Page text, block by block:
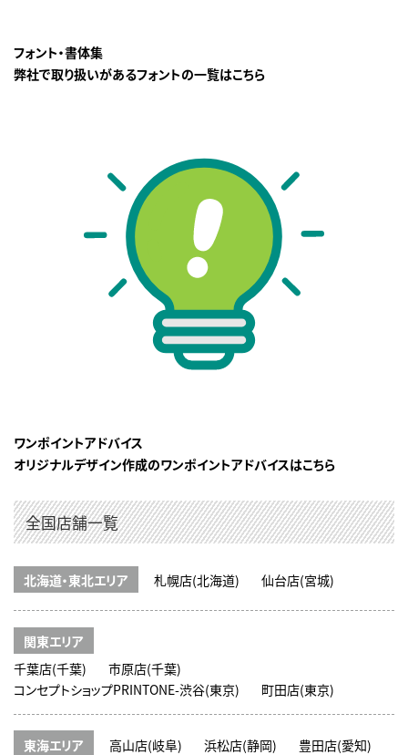
フォント・書体集
弊社で取り扱いがあるフォントの一覧はこちら
ワンポイントアドバイス
オリジナルデザイン作成のワンポイントアドバイスはこちら
全国店舗一覧
北海道・東北エリア 札幌店(北海道) 仙台店(宮城)
関東エリア
千葉店(千葉)
市原店(千葉)
コンセプトショップPRINTONE-渋谷(東京)
町田店(東京)
東海エリア 高山店(岐阜) 浜松店(静岡) 豊田店(愛知)